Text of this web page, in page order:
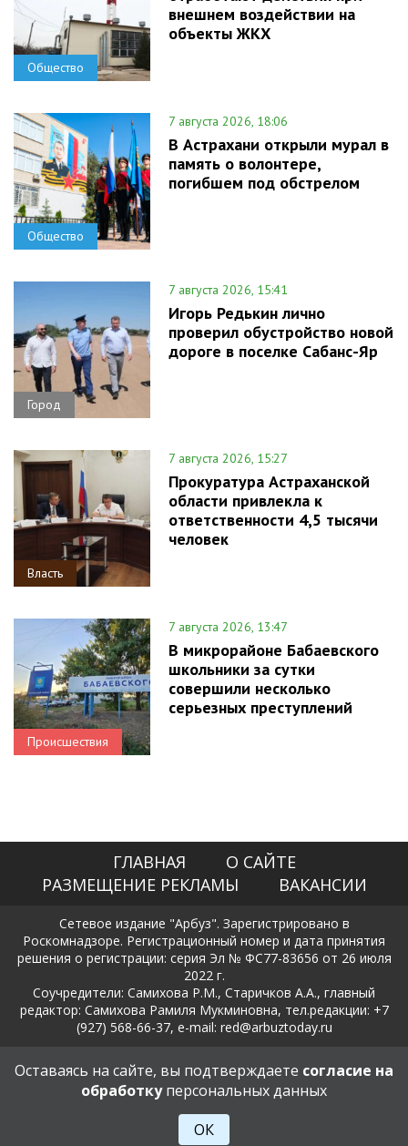
Общество
внешнем воздействии на
объекты ЖКХ
Общество
7 августа 2026, 18:06
В Астрахани открыли мурал в
память о волонтере,
погибшем под обстрелом
Город
7 августа 2026, 15:41
Игорь Редькин лично
проверил обустройство новой
дороге в поселке Сабанс-Яр
Власть
7 августа 2026, 15:27
Прокуратура Астраханской
области привлекла к
ответственности 4,5 тысячи
человек
Происшествия
7 августа 2026, 13:47
В микрорайоне Бабаевского
школьники за сутки
совершили несколько
серьезных преступлений
ГЛАВНАЯ
О САЙТЕ
РАЗМЕЩЕНИЕ РЕКЛАМЫ
ВАКАНСИИ
Сетевое издание "Арбуз". Зарегистрировано в
Роскомнадзоре. Регистрационный номер и дата принятия
решения о регистрации: серия Эл № ФС77-83656 от 26 июля
2022 г.
Соучредители: Самихова Р.М., Старичков А.А., главный
редактор: Самихова Рамиля Мукминовна, тел.редакции: +7
(927) 568-66-37, e-mail: red@arbuztoday.ru
Политика в отношении обработки и защиты персональных
данных
18+
Оставаясь на сайте, вы подтверждаете согласие на
обработкуперсональных данных
ОК